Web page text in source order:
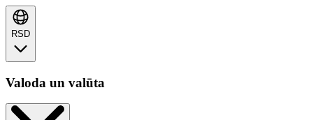
RSD
Valoda un valūta